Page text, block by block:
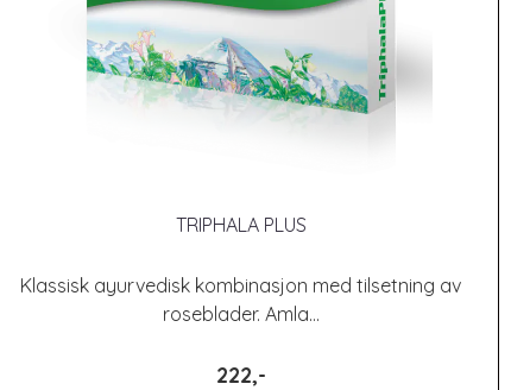
TRIPHALA PLUS
Klassisk ayurvedisk kombinasjon med tilsetning av
roseblader. Amla...
222,-